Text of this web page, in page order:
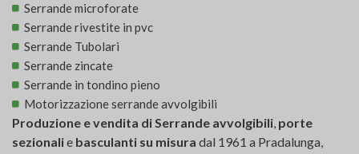
Serrande microforate
Serrande rivestite in pvc
Serrande Tubolari
Serrande zincate
Serrande in tondino pieno
Motorizzazione serrande avvolgibili
Produzione e vendita di Serrande avvolgibili, porte
sezionalie basculanti su misura dal 1961 a Pradalunga,